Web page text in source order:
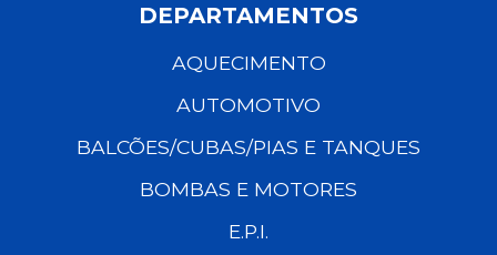
DEPARTAMENTOS
AQUECIMENTO
AUTOMOTIVO
BALCÕES/CUBAS/PIAS E TANQUES
BOMBAS E MOTORES
E.P.I.